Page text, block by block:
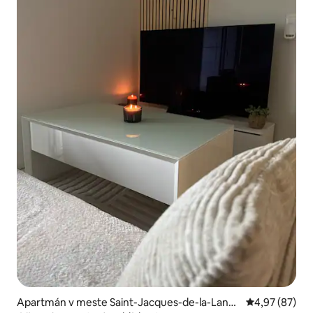
Apartmán v meste Saint-Jacques-de-la-Land
Priemerné
4,97 (87)